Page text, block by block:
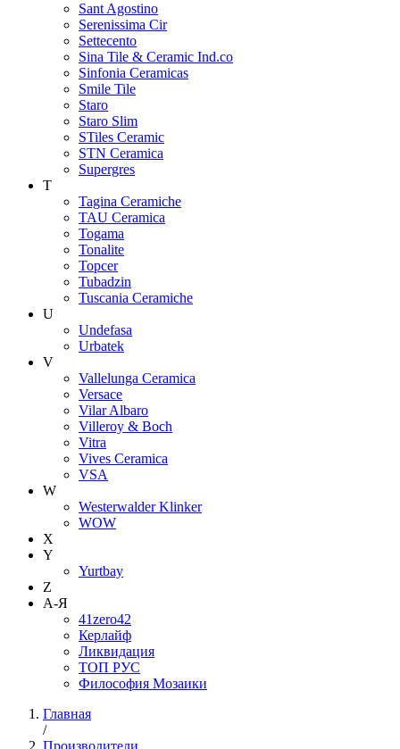
Sant Agostino
Serenissima Cir
Settecento
Sina Tile & Ceramic Ind.co
Sinfonia Ceramicas
Smile Tile
Staro
Staro Slim
STiles Ceramic
STN Ceramica
Supergres
T
Tagina Ceramiche
TAU Ceramica
Togama
Tonalite
Topcer
Tubadzin
Tuscania Ceramiche
U
Undefasa
Urbatek
V
Vallelunga Ceramica
Versace
Vilar Albaro
Villeroy & Boch
Vitra
Vives Ceramica
VSA
W
Westerwalder Klinker
WOW
X
Y
Yurtbay
Z
А-Я
41zero42
Керлайф
Ликвидация
ТОП РУС
Философия Мозаики
Главная
/
Производители